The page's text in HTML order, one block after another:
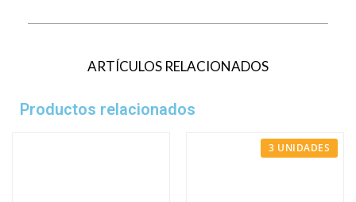
ARTÍCULOS RELACIONADOS
Productos relacionados
3 UNIDADES